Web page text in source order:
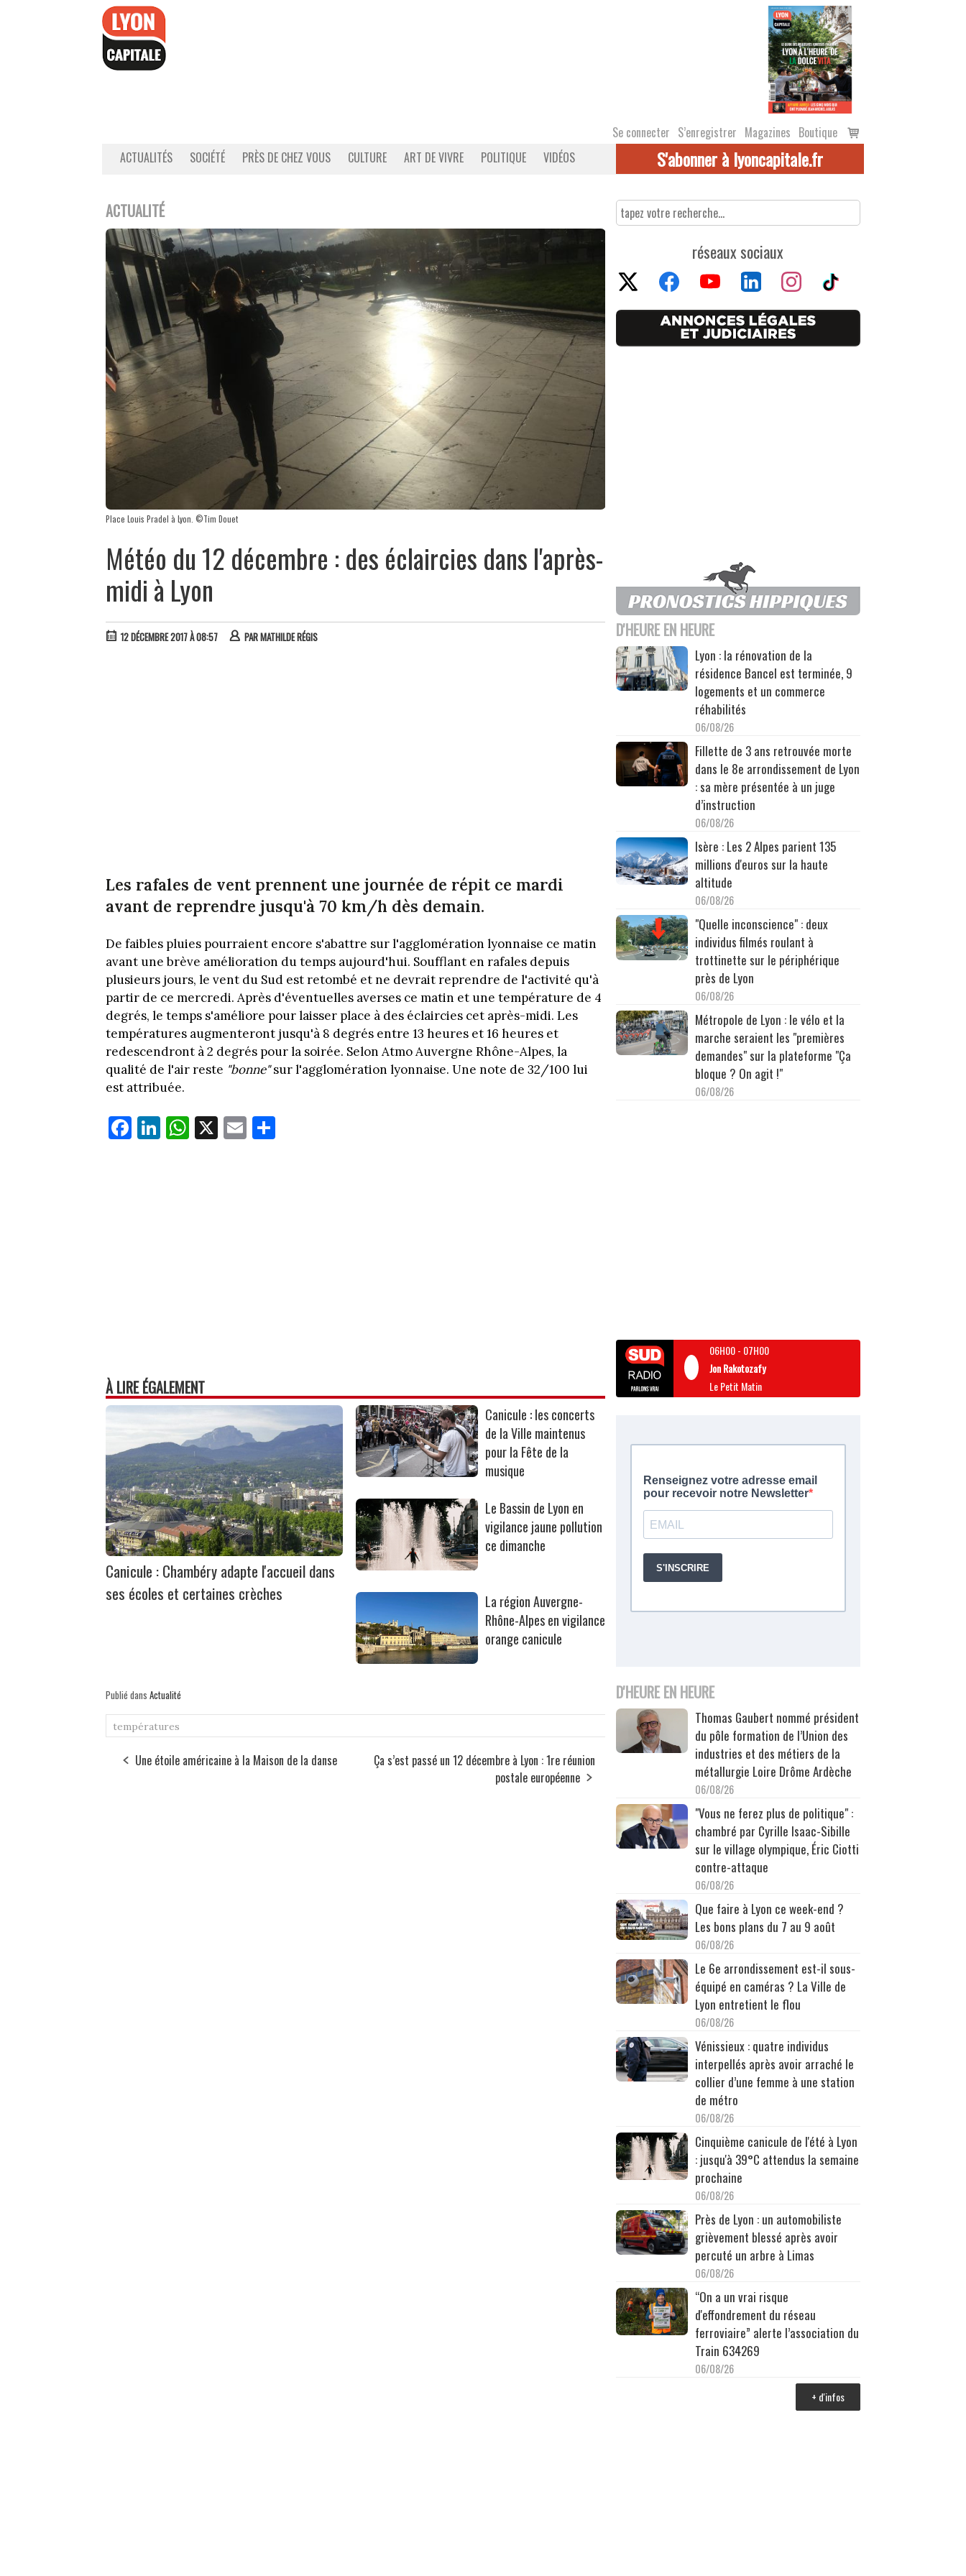
Se connecter S’enregistrer Magazines Boutique
Voir
le
ACTUALITÉS SOCIÉTÉ PRÈS DE CHEZ VOUS CULTURE ART DE VIVRE POLITIQUE VIDÉOS S'abonner à lyoncapitale.fr
ACTUALITÉ
Place Louis Pradel à Lyon. ©Tim Douet
Météo du 12 décembre : des éclaircies dans l'après-
midi à Lyon
12 DÉCEMBRE 2017 À 08:57 PARMATHILDE RÉGIS
Les rafales de vent prennent une journée de répit ce mardi
avant de reprendre jusqu'à 70 km/h dès demain.
De faibles pluies pourraient encore s'abattre sur l'agglomération lyonnaise ce matin
avant une brève amélioration du temps aujourd'hui. Soufflant en rafales depuis
plusieurs jours, le vent du Sud est retombé et ne devrait reprendre de l'activité qu'à
partir de ce mercredi. Après d'éventuelles averses ce matin et une température de 4
degrés, le temps s'améliore pour laisser place à des éclaircies cet après-midi. Les
températures augmenteront jusqu'à 8 degrés entre 13 heures et 16 heures et
redescendront à 2 degrés pour la soirée. Selon Atmo Auvergne Rhône-Alpes, la
qualité de l'air reste "bonne"sur l'agglomération lyonnaise. Une note de 32/100 lui
est attribuée.
Fa
ce
Li
nk
W
ha
X E
m
À LIRE ÉGALEMENT
Canicule : Chambéry adapte l'accueil dans
ses écoles et certaines crèches
Canicule : les concerts
de la Ville maintenus
pour la Fête de la
musique
Le Bassin de Lyon en
vigilance jaune pollution
ce dimanche
La région Auvergne-
Rhône-Alpes en vigilance
orange canicule
Publié dans Actualité
températures
Une étoile américaine à la Maison de la danse
Ça s’est passé un 12 décembre à Lyon : 1re réunion
postale européenne
réseaux sociaux
D'HEURE EN HEURE
Lyon : la rénovation de la
résidence Bancel est terminée, 9
logements et un commerce
réhabilités
06/08/26
Fillette de 3 ans retrouvée morte
dans le 8e arrondissement de Lyon
: sa mère présentée à un juge
d’instruction
06/08/26
Isère : Les 2 Alpes parient 135
millions d'euros sur la haute
altitude
06/08/26
"Quelle inconscience" : deux
individus filmés roulant à
trottinette sur le périphérique
près de Lyon
06/08/26
Métropole de Lyon : le vélo et la
marche seraient les "premières
demandes" sur la plateforme "Ça
bloque ? On agit !"
06/08/26
06H00- 07H00
Jon Rakotozafy
Le Petit Matin
D'HEURE EN HEURE
Thomas Gaubert nommé président
du pôle formation de l’Union des
industries et des métiers de la
métallurgie Loire Drôme Ardèche
06/08/26
"Vous ne ferez plus de politique" :
chambré par Cyrille Isaac-Sibille
sur le village olympique, Éric Ciotti
contre-attaque
06/08/26
Que faire à Lyon ce week-end ?
Les bons plans du 7 au 9 août
06/08/26
Le 6e arrondissement est-il sous-
équipé en caméras ? La Ville de
Lyon entretient le flou
06/08/26
Vénissieux : quatre individus
interpellés après avoir arraché le
collier d’une femme à une station
de métro
06/08/26
Cinquième canicule de l'été à Lyon
: jusqu'à 39°C attendus la semaine
prochaine
06/08/26
Près de Lyon : un automobiliste
grièvement blessé après avoir
percuté un arbre à Limas
06/08/26
“On a un vrai risque
d'effondrement du réseau
ferroviaire” alerte l’association du
Train 634269
06/08/26
+ d'infos